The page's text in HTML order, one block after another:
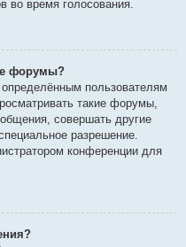
во время голосования.
форумы?
пользователям
такие форумы,
совершать другие
разрешение.
конференции для